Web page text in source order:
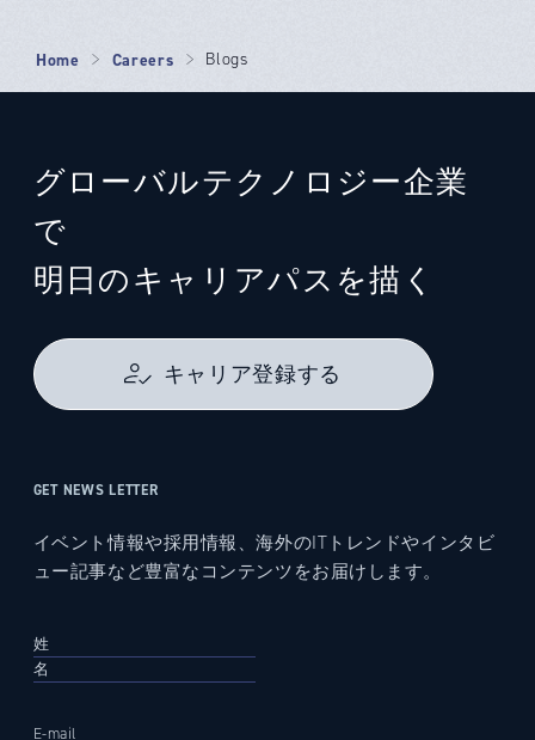
Home Careers Blogs
グローバルテクノロジー企業
で
明日のキャリアパスを描く
キャリア登録する
GET NEWS LETTER
イベント情報や採用情報、海外のITトレンドやインタビ
ュー記事など豊富なコンテンツをお届けします。